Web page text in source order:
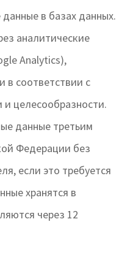
в базах данных.
аналитические
Analytics),
в соответствии с
целесообразности.
данные третьим
Федерации без
если это требуется
хранятся в
через 12